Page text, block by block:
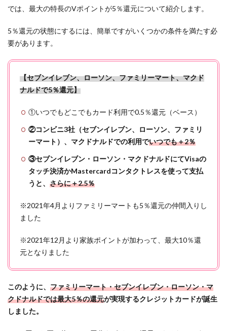
40分
で簡
了！
モッ
ピー
7,000
ント
が判
定中
に⇒
約2ヶ
月後
認
3
ポイ
サイ
ト経
お得
な、
他の
では、最大の特長のVポイントが5％還元について紹介します。
5％還元の状態にするには、簡単ですがいくつかの条件を満たす必
要があります。
【セブンイレブン、ローソン、ファミリーマート、マクド
ナルドで5％還元】
①いつでもどこでもカード利用で0.5％還元（ベース）
②コンビニ3社（セブンイレブン、ローソン、ファミリ
ーマート）、マクドナルドでの利用でいつでも＋2％
③セブンイレブン・ローソン・マクドナルドにてVisaの
タッチ決済かMastercardコンタクトレスを使って支払
うと、 さらに＋2.5％
※2021年4月よりファミリーマートも5％還元の仲間入りし
ました
※2021年12月より家族ポイントが加わって、最大10％還
元となりました
このように、 ファミリーマート・セブンイレブン・ローソン・マ
クドナルドでは最大5％の還元が実現するクレジットカードが誕生
しました。